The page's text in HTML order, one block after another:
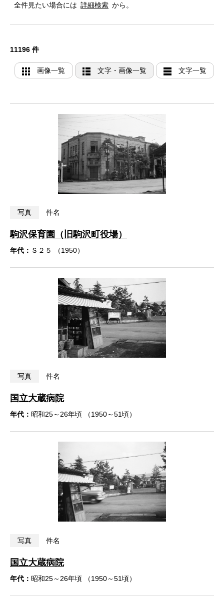
全件見たい場合には 詳細検索 から。
11196 件
画像一覧 文字・画像一覧 文字一覧
写真 件名
駒沢保育園（旧駒沢町役場）
年代： Ｓ２５ （1950）
写真 件名
国立大蔵病院
年代： 昭和25～26年頃 （1950～51頃）
写真 件名
国立大蔵病院
年代： 昭和25～26年頃 （1950～51頃）